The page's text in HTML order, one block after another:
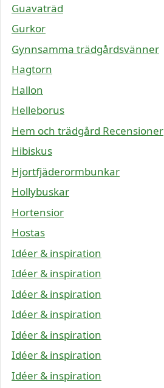
Guavaträd
Gurkor
Gynnsamma trädgårdsvänner
Hagtorn
Hallon
Helleborus
Hem och trädgård Recensioner
Hibiskus
Hjortfjäderormbunkar
Hollybuskar
Hortensior
Hostas
Idéer & inspiration
Idéer & inspiration
Idéer & inspiration
Idéer & inspiration
Idéer & inspiration
Idéer & inspiration
Idéer & inspiration